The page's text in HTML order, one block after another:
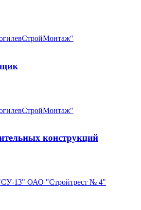
конструкций
13" ОАО "Стройтрест № 4"